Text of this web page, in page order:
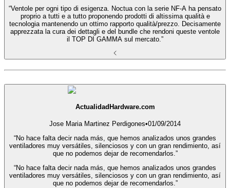
“Ventole per ogni tipo di esigenza. Noctua con la serie NF-A ha pensato
proprio a tutti e a tutto proponendo prodotti di altissima qualità e
tecnologia mantenendo un ottimo rapporto qualità/prezzo. Decisamente
apprezzata la cura dei dettagli e del bundle che rendoni queste ventole
il TOP DI GAMMA sul mercato.”
ActualidadHardware.com
Jose Maria Martinez Perdigones•01/09/2014
“No hace falta decir nada más, que hemos analizados unos grandes
ventiladores muy versátiles, silenciosos y con un gran rendimiento, así
que no podemos dejar de recomendarlos.”
“No hace falta decir nada más, que hemos analizados unos grandes
ventiladores muy versátiles, silenciosos y con un gran rendimiento, así
que no podemos dejar de recomendarlos.”